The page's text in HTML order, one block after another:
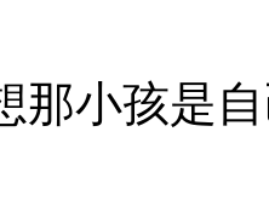
那小孩是